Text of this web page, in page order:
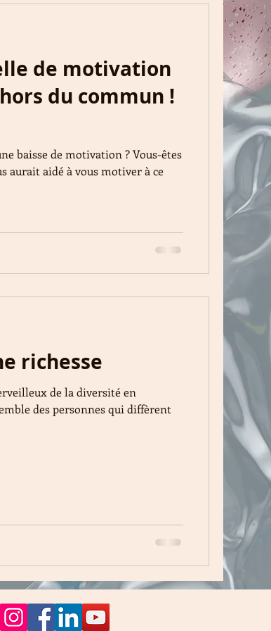
de motivation
du commun !
baisse de motivation ? Vous-êtes
aurait aidé à vous motiver à ce
richesse
de la diversité en
des personnes qui diffèrent